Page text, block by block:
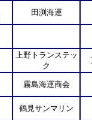
田渕海運
上野トランステッ
ク
霧島海運商会
鶴見サンマリン